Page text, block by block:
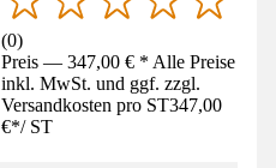
(0)
Preis — 347,00 € * Alle Preise
inkl. MwSt. und ggf. zzgl.
Versandkosten pro ST347,00
€*/ ST